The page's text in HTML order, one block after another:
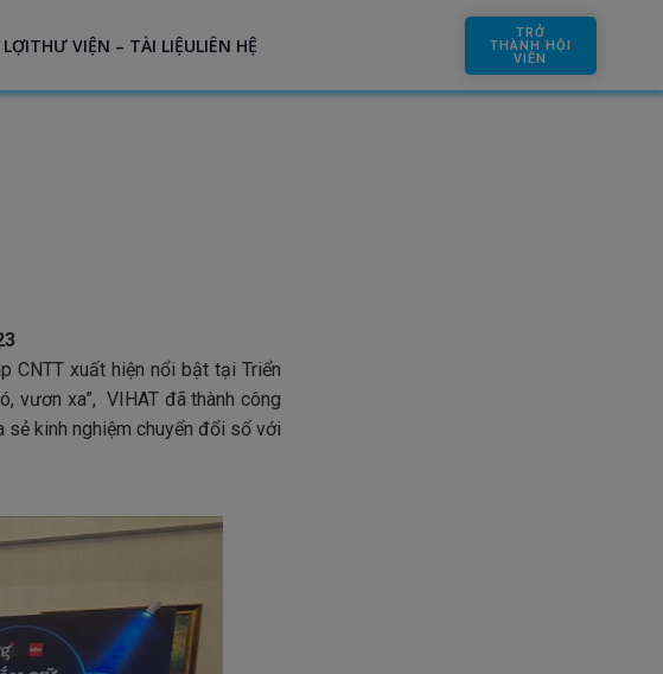
THƯ VIỆN – TÀI LIỆULIÊN HỆ
TRỞ
THÀNH HỘI
VIÊN
CNTT xuất hiện nổi bật tại Triển
vươn xa”, VIHAT đã thành công
sẻ kinh nghiệm chuyển đổi số với